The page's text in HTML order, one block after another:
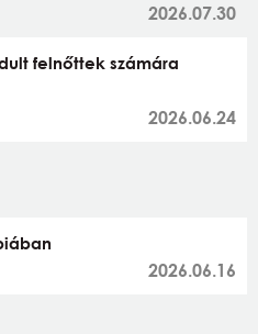
2026.07.30
felnőttek számára
2026.06.24
2026.06.16